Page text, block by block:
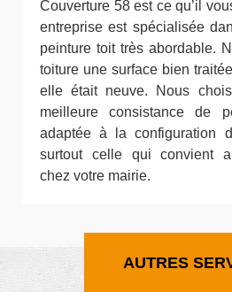
Couverture 58 est ce qu’il
entreprise est spécialisée
peinture toit très abordable.
toiture une surface bien
elle était neuve. Nous
meilleure consistance de
adaptée à la configuration
surtout celle qui convient
chez votre mairie.
AUTRES